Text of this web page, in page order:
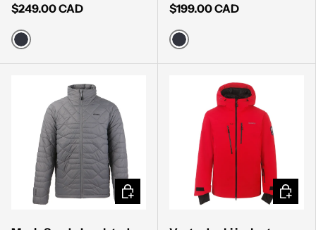
$249.00 CAD
MUTED BLACK
$199.00 CAD
MUTED BLACK
CHOISIR LES OPTIONS